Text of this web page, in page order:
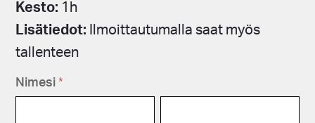
Kesto: 1h
Lisätiedot:
Ilmoittautumalla saat myös
tallenteen
W
e
Nimesi*